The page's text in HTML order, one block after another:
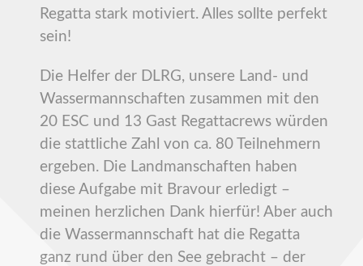
Regatta stark motiviert. Alles sollte perfekt
sein!
Die Helfer der DLRG, unsere Land- und
Wassermannschaften zusammen mit den
20 ESC und 13 Gast Regattacrews würden
die stattliche Zahl von ca. 80 Teilnehmern
ergeben. Die Landmanschaften haben
diese Aufgabe mit Bravour erledigt –
meinen herzlichen Dank hierfür! Aber auch
die Wassermannschaft hat die Regatta
ganz rund über den See gebracht – der